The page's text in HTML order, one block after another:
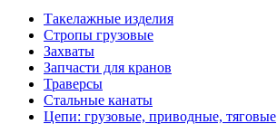
Такелажные изделия
Стропы грузовые
Захваты
Запчасти для кранов
Траверсы
Стальные канаты
Цепи: грузовые, приводные, тяговые